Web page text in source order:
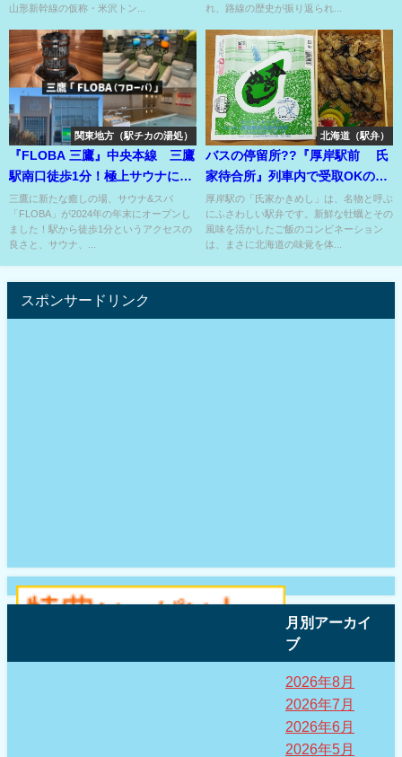
山形新幹線の仮称・米沢トン...
れ、路線の歴史が振り返られ...
関東地方（駅チカの湯処）
『FLOBA 三鷹』中央本線 三鷹
駅南口徒歩1分！極上サウナに極
上風呂にカフェアリ！
三鷹に新たな癒しの場、サウナ&スパ
「FLOBA」が2024年の年末にオープンし
ました！駅から徒歩1分というアクセスの
良さと、サウナ、...
北海道（駅弁）
バスの停留所??『厚岸駅前 氏
家待合所』列車内で受取OKの、
あの有名名物駅弁のお店?!
厚岸駅の「氏家かきめし」は、名物と呼ぶ
にふさわしい駅弁です。新鮮な牡蠣とその
風味を活かしたご飯のコンビネーション
は、まさに北海道の味覚を体...
スポンサードリンク
月別アーカイ
ブ
2026年8月
2026年7月
2026年6月
2026年5月